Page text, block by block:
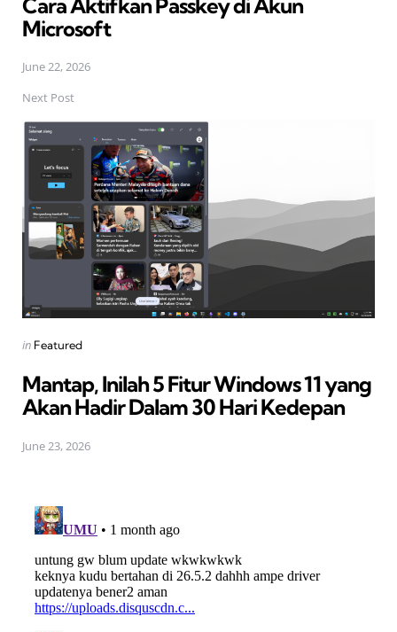
Microsoft
June 22, 2026
Next Post
Posted
in Featured
Mantap, Inilah 5 Fitur Windows 11 yang
Akan Hadir Dalam 30 Hari Kedepan
June 23, 2026